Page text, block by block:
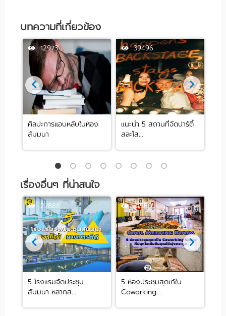
บทความที่เกี่ยวข้อง
12973
ศิลปะการแอบหลับในห้อง
สัมมนา
39496
แนะนำ 5 สถานที่จัดปาร์ตี้
สละโส...
เรื่องอื่นๆ ที่น่าสนใจ
27888
5 โรงแรมจัดประชุม-
สัมมนา หลากส...
31960
5 ห้องประชุมสุดเก๋ใน
Coworking...